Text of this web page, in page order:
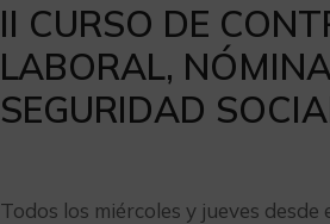
II CURSO DE
LABORAL,
SEGURIDAD
Todos los miércoles y jueves